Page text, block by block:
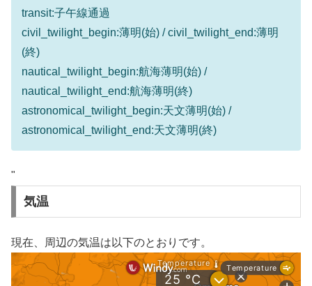
transit:子午線通過
civil_twilight_begin:薄明(始) / civil_twilight_end:薄明
(終)
nautical_twilight_begin:航海薄明(始) /
nautical_twilight_end:航海薄明(終)
astronomical_twilight_begin:天文薄明(始) /
astronomical_twilight_end:天文薄明(終)
"
気温
現在、周辺の気温は以下のとおりです。